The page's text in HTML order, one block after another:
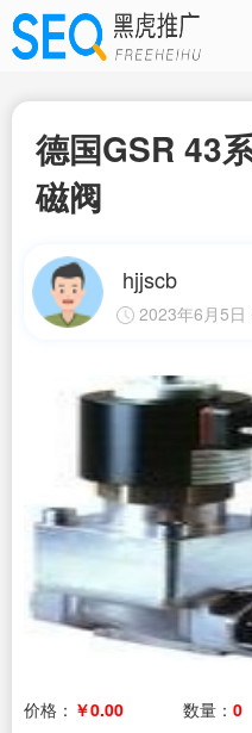
德国GSR 43
磁阀
hjjscb
2023年6月5日
价格： ￥0.00 数量： 0